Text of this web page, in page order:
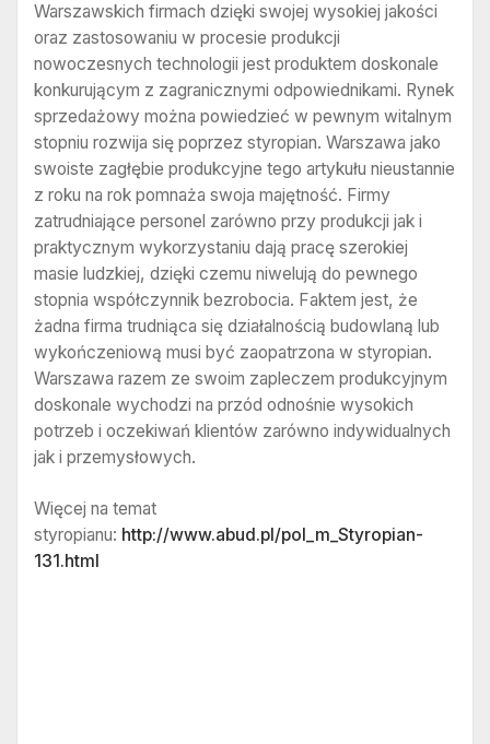
Warszawskich firmach dzięki swojej wysokiej jakości
oraz zastosowaniu w procesie produkcji
nowoczesnych technologii jest produktem doskonale
konkurującym z zagranicznymi odpowiednikami. Rynek
sprzedażowy można powiedzieć w pewnym witalnym
stopniu rozwija się poprzez styropian. Warszawa jako
swoiste zagłębie produkcyjne tego artykułu nieustannie
z roku na rok pomnaża swoja majętność. Firmy
zatrudniające personel zarówno przy produkcji jak i
praktycznym wykorzystaniu dają pracę szerokiej
masie ludzkiej, dzięki czemu niwelują do pewnego
stopnia współczynnik bezrobocia. Faktem jest, że
żadna firma trudniąca się działalnością budowlaną lub
wykończeniową musi być zaopatrzona w styropian.
Warszawa razem ze swoim zapleczem produkcyjnym
doskonale wychodzi na przód odnośnie wysokich
potrzeb i oczekiwań klientów zarówno indywidualnych
jak i przemysłowych.
Więcej na temat
styropianu: http://www.abud.pl/pol_m_Styropian-
131.html